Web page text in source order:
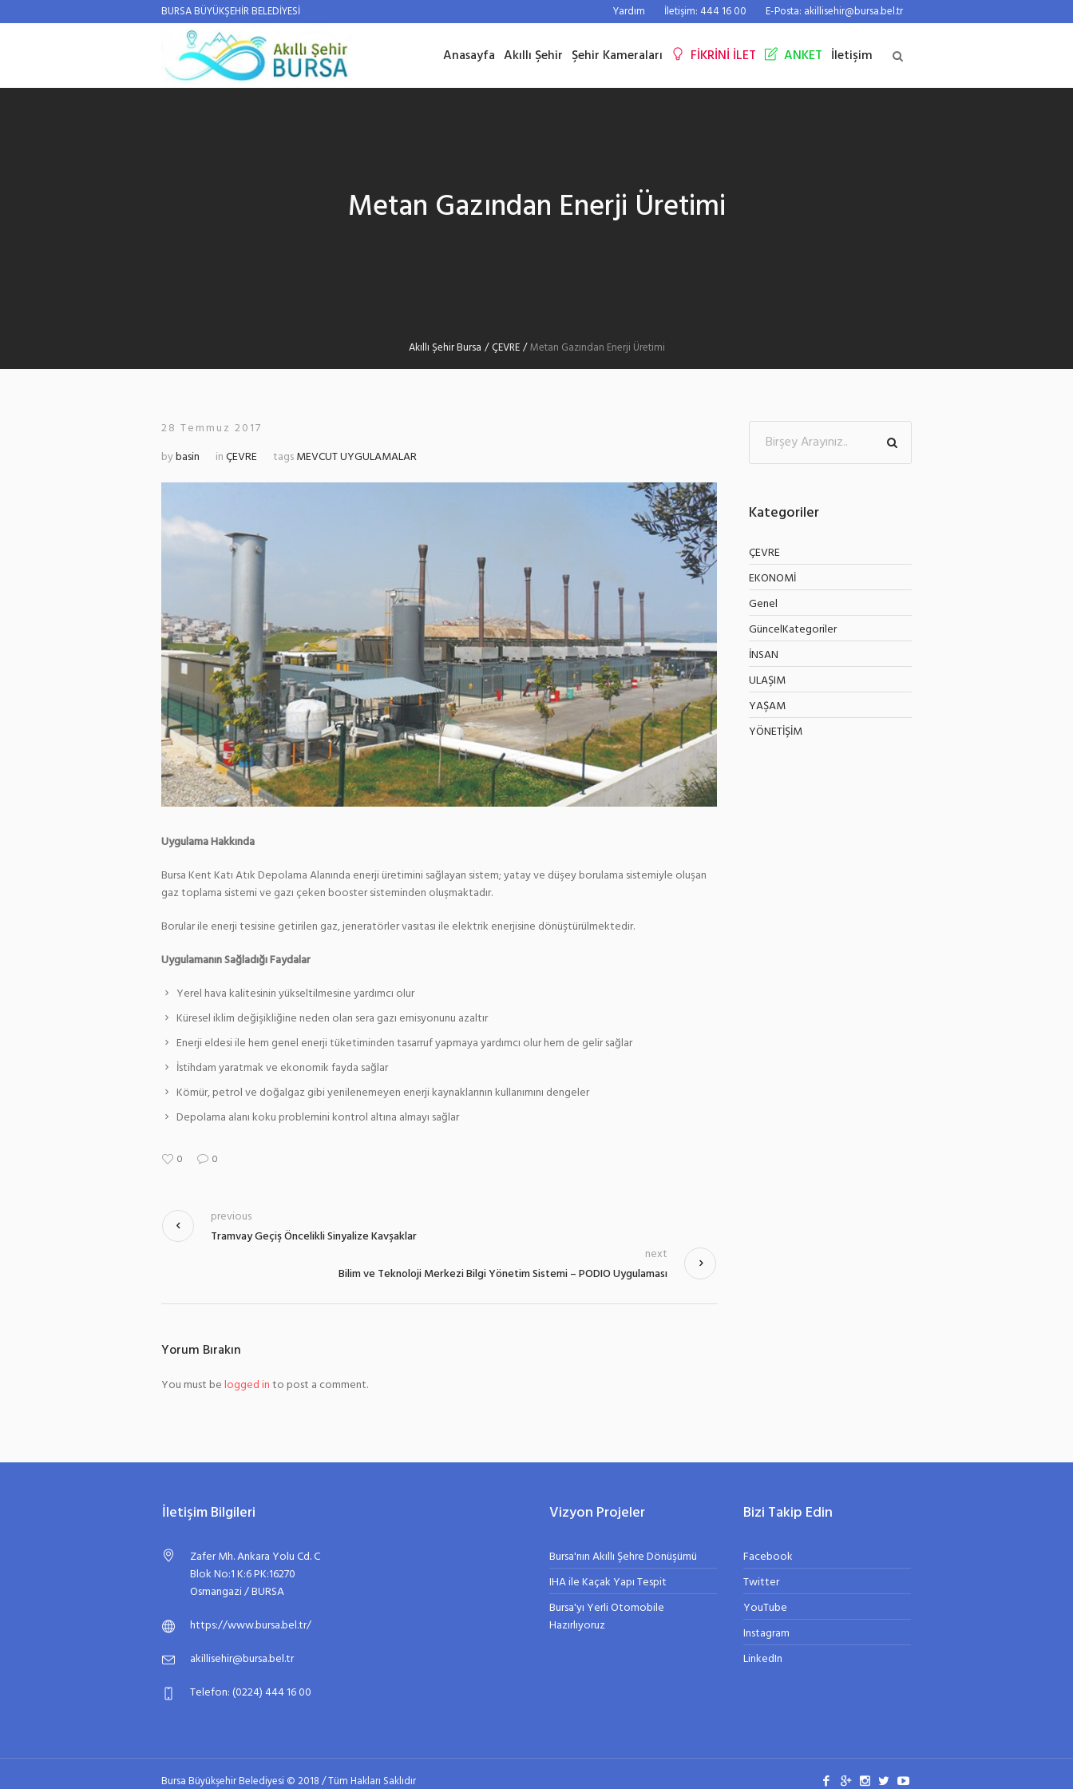
Yardım İletişim: 444 16 00 E-Posta: akillisehir@bursa.bel.tr
BURSA BÜYÜKŞEHİR BELEDİYESİ
Anasayfa Akıllı Şehir Şehir Kameraları FİKRİNİ İLET ANKET İletişim
Metan Gazından Enerji Üretimi
Akıllı Şehir Bursa /ÇEVRE /Metan Gazından Enerji Üretimi
28 Temmuz 2017
bybasin inÇEVRE tagsMEVCUT UYGULAMALAR
Uygulama Hakkında
Bursa Kent Katı Atık Depolama Alanında enerji üretimini sağlayan sistem; yatay ve düşey borulama sistemiyle oluşan
gaz toplama sistemi ve gazı çeken booster sisteminden oluşmaktadır.
Borular ile enerji tesisine getirilen gaz, jeneratörler vasıtası ile elektrik enerjisine dönüştürülmektedir.
Uygulamanın Sağladığı Faydalar
Yerel hava kalitesinin yükseltilmesine yardımcı olur
Küresel iklim değişikliğine neden olan sera gazı emisyonunu azaltır
Enerji eldesi ile hem genel enerji tüketiminden tasarruf yapmaya yardımcı olur hem de gelir sağlar
İstihdam yaratmak ve ekonomik fayda sağlar
Kömür, petrol ve doğalgaz gibi yenilenemeyen enerji kaynaklarının kullanımını dengeler
Depolama alanı koku problemini kontrol altına almayı sağlar
0 0
Tramvay Geçiş Öncelikli Sinyalize Kavşaklar
previous
Bilim ve Teknoloji Merkezi Bilgi Yönetim Sistemi – PODIO Uygulaması
next
Yorum Bırakın
You must belogged into post a comment.
Kategoriler
ÇEVRE
EKONOMİ
Genel
GüncelKategoriler
İNSAN
ULAŞIM
YAŞAM
YÖNETİŞİM
İletişim Bilgileri
Zafer Mh. Ankara Yolu Cd. C
Blok No:1 K:6 PK:16270
Osmangazi / BURSA
https://www.bursa.bel.tr/
akillisehir@bursa.bel.tr
Telefon: (0224) 444 16 00
Vizyon Projeler
Bursa'nın Akıllı Şehre Dönüşümü
IHA ile Kaçak Yapı Tespit
Bursa'yı Yerli Otomobile
Hazırlıyoruz
Bizi Takip Edin
Facebook
Twitter
YouTube
Instagram
LinkedIn
Bursa Büyükşehir Belediyesi © 2018 / Tüm Hakları Saklıdır